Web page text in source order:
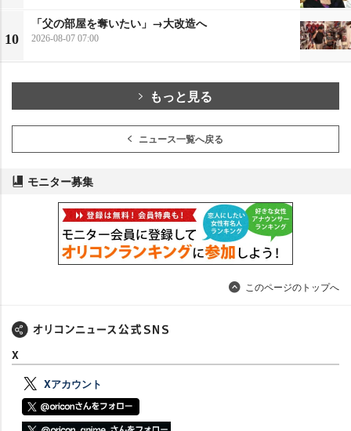
10
「父の部屋を奪いたい」→大改造へ
2026-08-07 07:00
もっと見る
ニュース一覧へ戻る
モニター募集
このページのトップへ
X
Xアカウント